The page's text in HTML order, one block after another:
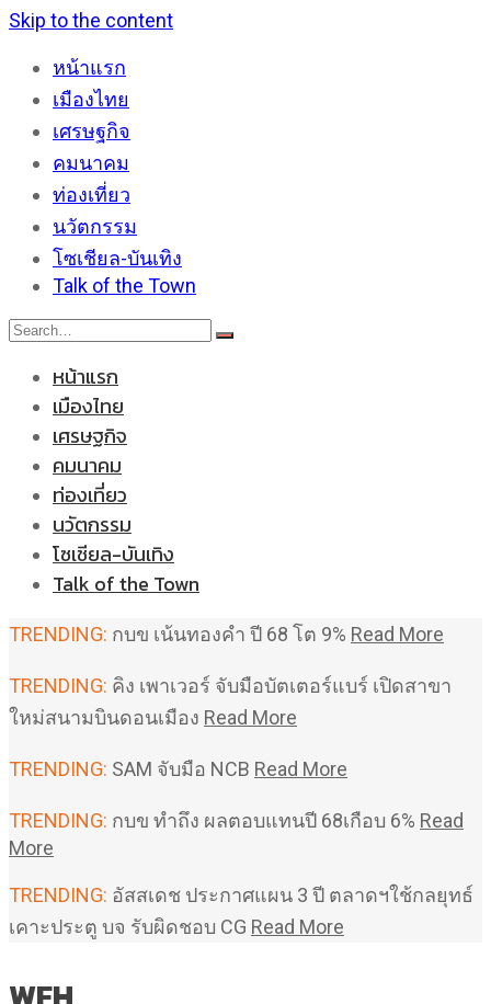
Skip to the content
หน้าแรก
เมืองไทย
เศรษฐกิจ
คมนาคม
ท่องเที่ยว
นวัตกรรม
โซเชียล-บันเทิง
Talk of the Town
หน้าแรก
เมืองไทย
เศรษฐกิจ
คมนาคม
ท่องเที่ยว
นวัตกรรม
โซเชียล-บันเทิง
Talk of the Town
TRENDING: กบข เน้นทองคำ ปี 68 โต 9% Read More
TRENDING: คิง เพาเวอร์ จับมือบัตเตอร์แบร์ เปิดสาขา
ใหม่สนามบินดอนเมือง Read More
TRENDING: SAM จับมือ NCB Read More
TRENDING: กบข ทำถึง ผลตอบแทนปี 68เกือบ 6% Read
More
TRENDING: อัสสเดช ประกาศแผน 3 ปี ตลาดฯใช้กลยุทธ์
เคาะประตู บจ รับผิดชอบ CG Read More